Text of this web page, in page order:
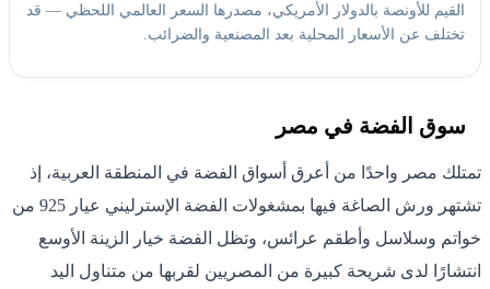
القيم للأونصة بالدولار الأمريكي، مصدرها السعر العالمي اللحظي — قد
تختلف عن الأسعار المحلية بعد المصنعية والضرائب.
سوق الفضة في مصر
تمتلك مصر واحدًا من أعرق أسواق الفضة في المنطقة العربية، إذ
تشتهر ورش الصاغة فيها بمشغولات الفضة الإسترليني عيار 925 من
خواتم وسلاسل وأطقم عرائس، وتظل الفضة خيار الزينة الأوسع
انتشارًا لدى شريحة كبيرة من المصريين لقربها من متناول اليد